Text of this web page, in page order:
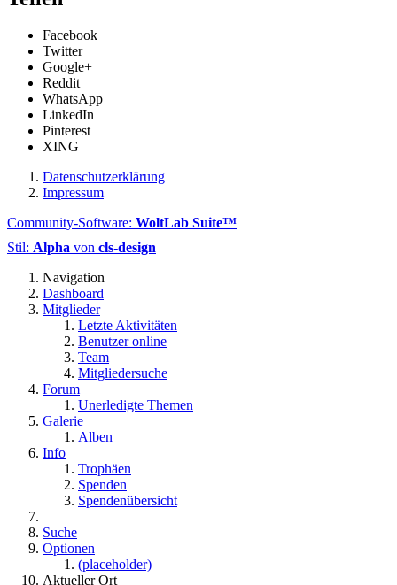
Facebook
Twitter
Google+
Reddit
WhatsApp
LinkedIn
Pinterest
XING
Datenschutzerklärung
Impressum
Community-Software: WoltLab Suite™
Stil: Alpha von cls-design
Navigation
Dashboard
Mitglieder
Letzte Aktivitäten
Benutzer online
Team
Mitgliedersuche
Forum
Unerledigte Themen
Galerie
Alben
Info
Trophäen
Spenden
Spendenübersicht
Suche
Optionen
(placeholder)
Aktueller Ort